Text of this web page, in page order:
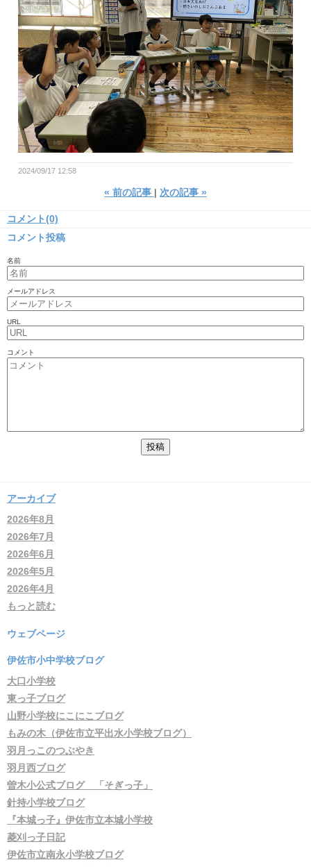
2024/09/17 12:58
« 前の記事 次の記事 »
コメント(0)
コメント投稿
名前
メールアドレス
URL
コメント
アーカイブ
2026年8月
2026年7月
2026年6月
2026年5月
2026年4月
もっと読む
ウェブページ
伊佐市小中学校ブログ
大口小学校
東っ子ブログ
山野小学校にこにこブログ
もみの木（伊佐市立平出水小学校ブログ）
羽月っこのつぶやき
羽月西ブログ
曽木小公式ブログ 「そぎっ子」
針持小学校ブログ
『本城っ子』伊佐市立本城小学校
菱刈っ子日記
伊佐市立南永小学校ブログ